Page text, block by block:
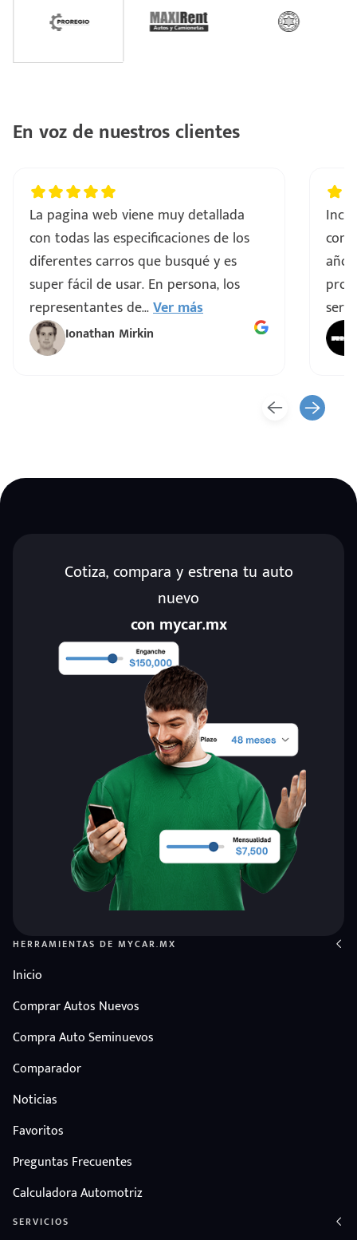
En voz de nuestros clientes
La pagina web viene muy detallada
con todas las especificaciones de los
diferentes carros que busqué y es
super fácil de usar. En persona, los
representantes de...Ver más
Ionathan Mirkin
Cotiza, compara y estrena tu auto
nuevo
con mycar.mx
HERRAMIENTAS DE MYCAR.MX
Inicio
Comprar Autos Nuevos
Compra Auto Seminuevos
Comparador
Noticias
Favoritos
Preguntas Frecuentes
Calculadora Automotriz
SERVICIOS